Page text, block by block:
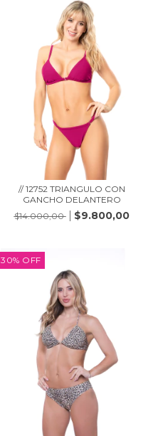
// 12752 TRIANGULO CON
GANCHO DELANTERO
$14.000,00
$9.800,00
30% OFF